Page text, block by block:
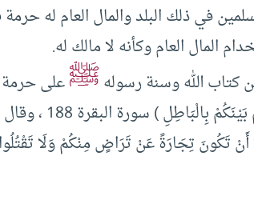
في ذلك البلد والمال العام له
المال العام وكأنه لا مالك له.
كتاب الله وسنة رسولهﷺعلى حرمة
وَلَا تَأْكُلُوا
أَنْ تَكُونَ تِجَارَةً عَنْ تَرَاضٍ مِنْكُمْ وَلَا